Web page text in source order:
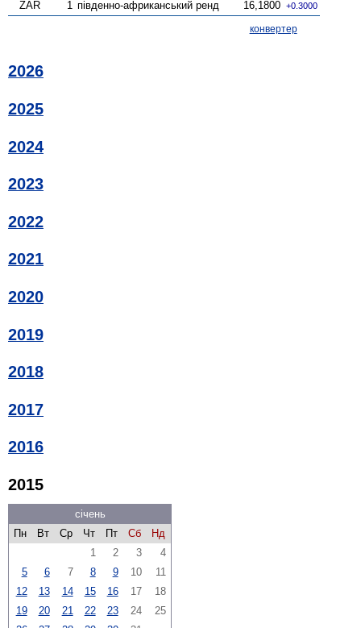
ZAR 1 південно-африканський ренд 16,1800 +0.3000
конвертер
2026
2025
2024
2023
2022
2021
2020
2019
2018
2017
2016
2015
січень
Пн
Вт Ср Чт Пт Сб
Нд
1
2 3
4
5
6 7 8 9 10
11
12
13 14 15 16 17
18
19
20 21 22 23 24
25